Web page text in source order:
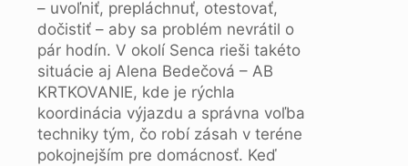
– uvoľniť, prepláchnuť, otestovať,
dočistiť – aby sa problém nevrátil o
pár hodín. V okolí Senca rieši takéto
situácie aj Alena Bedečová – AB
KRTKOVANIE, kde je rýchla
koordinácia výjazdu a správna voľba
techniky tým, čo robí zásah v teréne
pokojnejším pre domácnosť. Keď